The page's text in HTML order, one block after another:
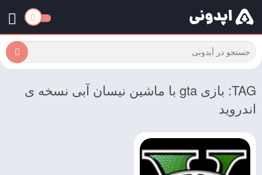
TAG: بازی gta با ماشین نیسان آبی نسخه ی
اندروید